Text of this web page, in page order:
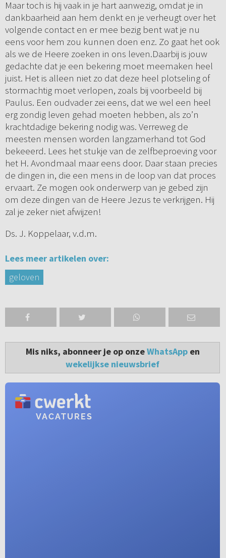
Maar toch is hij vaak in je hart aanwezig, omdat je in
dankbaarheid aan hem denkt en je verheugt over het
volgende contact en er mee bezig bent wat je nu
eens voor hem zou kunnen doen enz. Zo gaat het ook
als we de Heere zoeken in ons leven.Daarbij is jouw
gedachte dat je een bekering moet meemaken heel
juist. Het is alleen niet zo dat deze heel plotseling of
stormachtig moet verlopen, zoals bij voorbeeld bij
Paulus. Een oudvader zei eens, dat we wel een heel
erg zondig leven gehad moeten hebben, als zo’n
krachtdadige bekering nodig was. Verreweg de
meesten mensen worden langzamerhand tot God
bekeeerd. Lees het stukje van de zelfbeproeving voor
het H. Avondmaal maar eens door. Daar staan precies
de dingen in, die een mens in de loop van dat proces
ervaart. Ze mogen ook onderwerp van je gebed zijn
om deze dingen van de Heere Jezus te verkrijgen. Hij
zal je zeker niet afwijzen!
Ds. J. Koppelaar, v.d.m.
Lees meer artikelen over:
geloven
Mis niks, abonneer je op onzeWhatsAppen
wekelijkse nieuwsbrief